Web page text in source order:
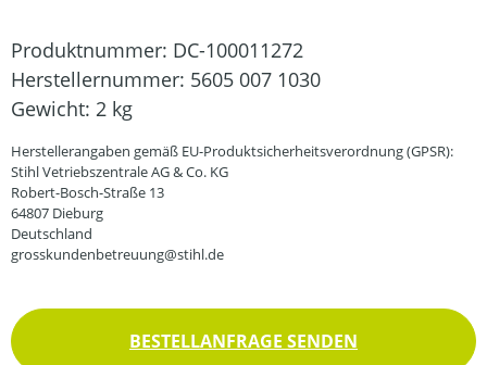
Produktnummer: DC-100011272
Herstellernummer: 5605 007 1030
Gewicht: 2 kg
Herstellerangaben gemäß EU-Produktsicherheitsverordnung (GPSR):
Stihl Vetriebszentrale AG & Co. KG
Robert-Bosch-Straße 13
64807 Dieburg
Deutschland
grosskundenbetreuung@stihl.de
BESTELLANFRAGE SENDEN